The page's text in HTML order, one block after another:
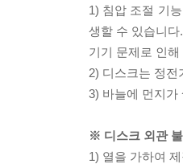
1) 침압 조절 기
생할 수 있습니다.
기기 문제로 인
2) 디스크는 정
3) 바늘에 먼지가
※ 디스크 외관
1) 열을 가하여